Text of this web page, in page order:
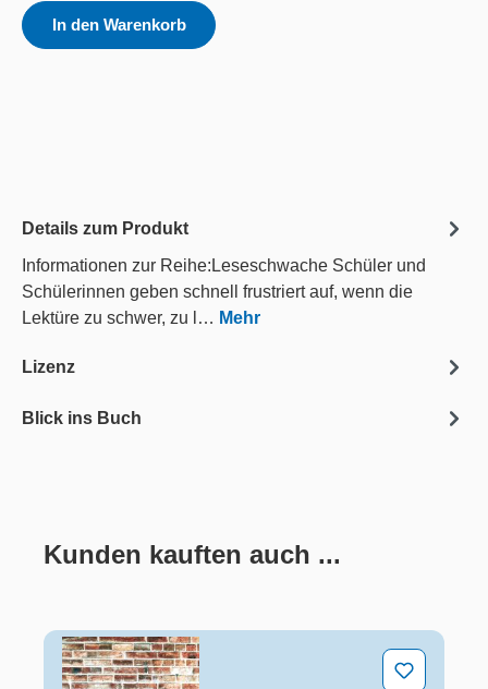
In den Warenkorb
Details zum Produkt
Informationen zur Reihe:Leseschwache Schüler und
Schülerinnen geben schnell frustriert auf, wenn die
Lektüre zu schwer, zu l… Mehr
Lizenz
Blick ins Buch
Produktgalerie überspringen
Kunden kauften auch ...
Ich hab schon über 500 Freunde!